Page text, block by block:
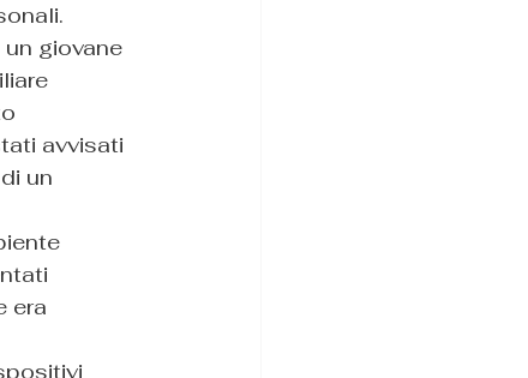
giovane
avvisati
un
era